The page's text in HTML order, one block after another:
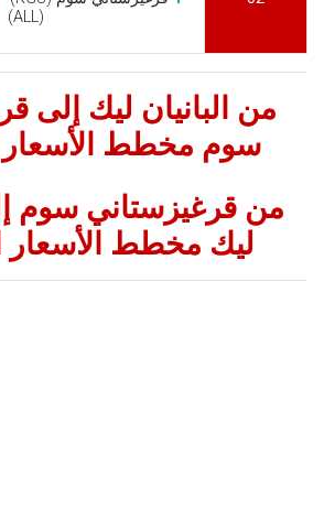
(ALL)
من البانيان ليك إلى
سوم مخطط
من قرغيزستاني سوم
ليك مخطط